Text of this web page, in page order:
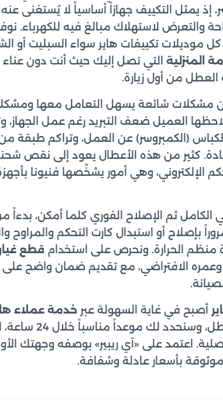
يمثل التكييف جهازاً أساسياً لا يُستغنى
والتعرض لاستهلاك مبالغ فيه للكهرباء.
تكييفات هاير سواء السبليت أو
المنزلية التي تصل إليك حيث أنت دون عناء
من أول زيارة.
مشكلات شائعة يسهل التعامل معها
العميل ضعف التبريد رغم عمل الجهاز،
(الكمبروسر) عن العمل، وتراكم طبقة
كثير من هذه الأعطال يعود إلى نقص شحنة
الإلكتروني، وهي أمور يشخّصها فنيونا
ثم الإصلاح الفوري كلما أمكن، بدءاً
مروراً بإصلاح أو استبدال كارت التحكم
منظم الحرارة. ونحرص على استخدام قطع
وعمره الافتراضي، مع تقديم ضمان واضح على
أصبح في غاية السهولة عبر خدمة عملاء
؛ فقط اتصل واشرح
اعتمد على «آي ريبير» بوصفه وجهتك
بأسعار عادلة وشفافة.